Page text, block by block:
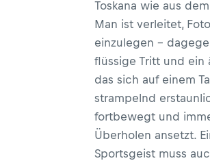
Toskana wie aus
Man ist verleitet,
einzulegen –
flüssige Tritt und ein
das sich auf einem
strampelnd
fortbewegt und
Überholen ansetzt.
Sportsgeist muss